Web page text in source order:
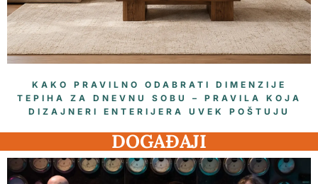
KAKO PRAVILNO ODABRATI DIMENZIJE
TEPIHA ZA DNEVNU SOBU – PRAVILA KOJA
DIZAJNERI ENTERIJERA UVEK POŠTUJU
DOGAĐAJI